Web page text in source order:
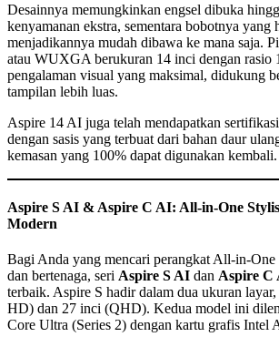
Desainnya memungkinkan engsel dibuka
kenyamanan ekstra, sementara bobotnya yang
menjadikannya mudah dibawa ke mana saja.
atau WUXGA berukuran 14 inci dengan rasio
pengalaman visual yang maksimal, didukung
tampilan lebih luas.
Aspire 14 AI juga telah mendapatkan
dengan sasis yang terbuat dari bahan daur
kemasan yang 100% dapat digunakan kembali.
Aspire S AI & Aspire C AI: All-in-One
Modern
Bagi Anda yang mencari perangkat All-in-
dan bertenaga, seri Aspire S AI dan Aspire C
terbaik. Aspire S hadir dalam dua ukuran
HD) dan 27 inci (QHD). Kedua model ini
Core Ultra (Series 2) dengan kartu grafis